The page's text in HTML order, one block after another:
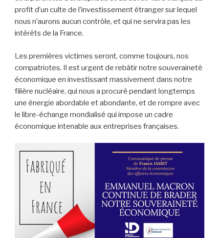
profit d’un culte de l’investissement étranger sur lequel
nous n’aurons aucun contrôle, et qui ne servira pas les
intérêts de la France.
Les premières victimes seront, comme toujours, nos
compatriotes. Il est urgent de rebâtir notre souveraineté
économique en investissant massivement dans notre
filière nucléaire, qui nous a procuré pendant longtemps
une énergie abordable et abondante, et de rompre avec
le libre-échange mondialisé qui impose un cadre
économique intenable aux entreprises françaises.